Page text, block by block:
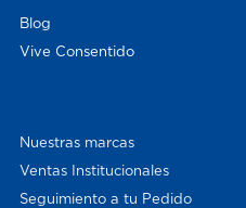
Blog
Vive Consentido
Nuestras marcas
Ventas Institucionales
Seguimiento a tu Pedido